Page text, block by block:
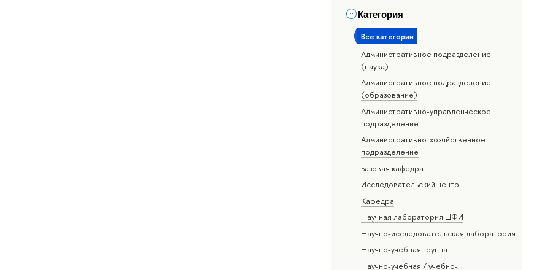
Категория
Все категории
Административное подразделение
(наука)
Административное подразделение
(образование)
Административно-управленческое
подразделение
Административно-хозяйственное
подразделение
Базовая кафедра
Исследовательский центр
Кафедра
Научная лаборатория ЦФИ
Научно-исследовательская лаборатория
Научно-учебная группа
Научно-учебная / учебно-